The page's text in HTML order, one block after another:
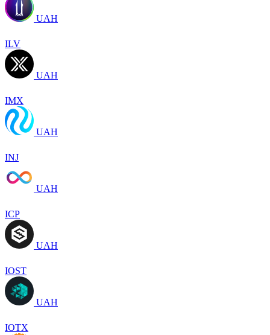
UAH
ILV
UAH
IMX
UAH
INJ
UAH
ICP
UAH
IOST
UAH
IOTX